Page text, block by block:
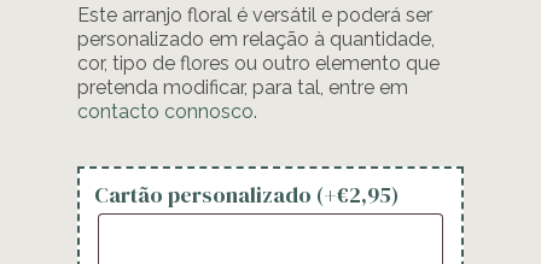
Este arranjo floral é versátil e poderá ser
personalizado em relação à quantidade,
cor, tipo de flores ou outro elemento que
pretenda modificar, para tal, entre em
contacto connosco.
Cartão personalizado (+€2,95)